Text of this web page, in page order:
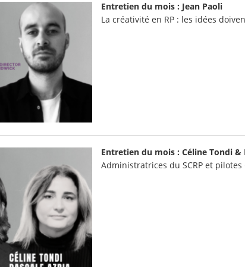
Entretien du mois : Jean Paoli
La créativité en RP : les idées
Entretien du mois : Céline Tondi &
Administratrices du SCRP et pilotes